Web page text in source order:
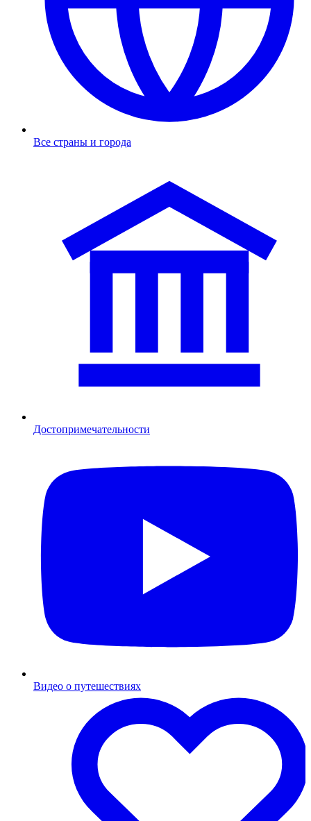
Все страны и города
Достопримечательности
Видео о путешествиях